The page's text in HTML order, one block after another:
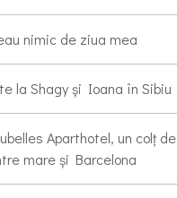
nimic de ziua mea
la Shagy și Ioana în Sibiu
Aparthotel, un colț de
mare și Barcelona